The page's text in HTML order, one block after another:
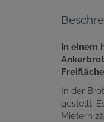
In einem
In der
gestellt.
Mietern